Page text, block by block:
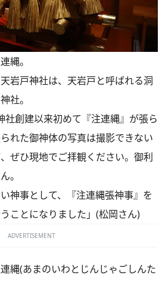
縄。
岩戸神社は、天岩戸と呼ばれる洞
社。
社創建以来初めて『注連縄』が張ら
れた御神体の写真は撮影できない
ぜひ現地でご拝観ください。御利
。
神事として、『注連縄張神事』を
ことになりました」(松岡さん)
ADVERTISEMENT
縄(あまのいわとじんじゃごしんた